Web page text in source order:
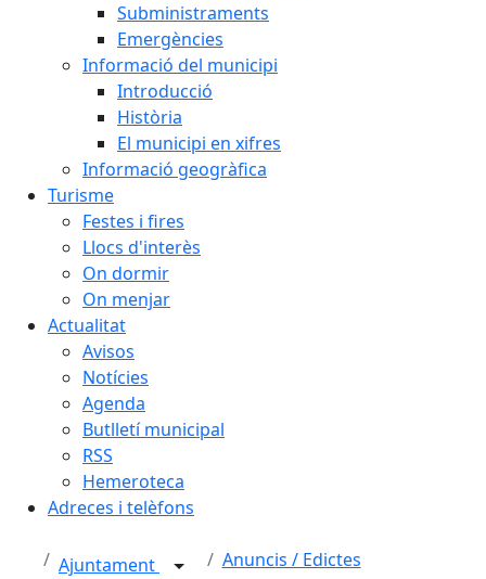
Subministraments
Emergències
Informació del municipi
Introducció
Història
El municipi en xifres
Informació geogràfica
Turisme
Festes i fires
Llocs d'interès
On dormir
On menjar
Actualitat
Avisos
Notícies
Agenda
Butlletí municipal
RSS
Hemeroteca
Adreces i telèfons
Ajuntament Anuncis / Edictes